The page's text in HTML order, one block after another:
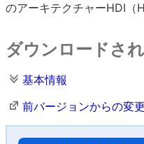
のアーキテクチャーHDI
ダウンロードさ
基本情報
前バージョンからの変